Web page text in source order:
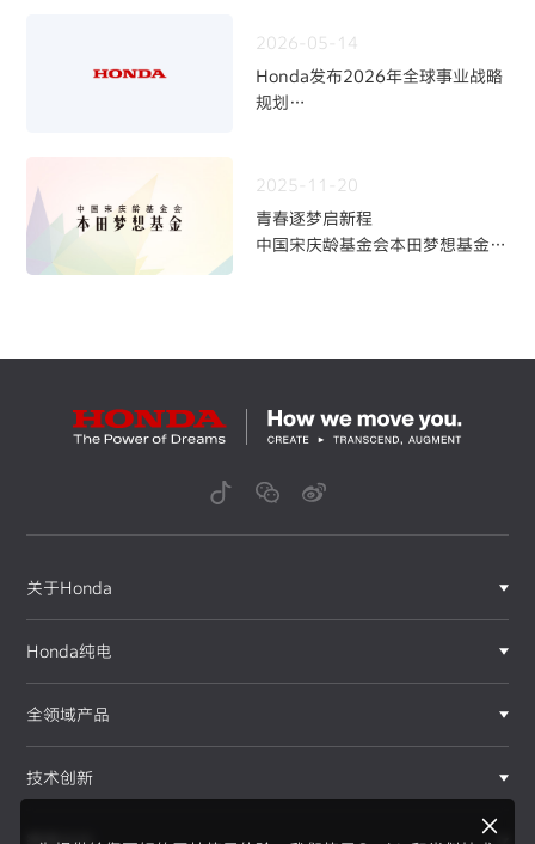
2026-05-14
Honda发布2026年全球事业战略
规划
2025-11-20
青春逐梦启新程
中国宋庆龄基金会本田梦想基金第
关于Honda
Honda纯电
全领域产品
技术创新